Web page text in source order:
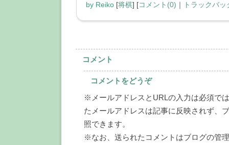
by Reiko [将棋] [コメント(0) ｜ トラックバッ
コメント
コメントをどうぞ
※メールアドレスとURLの入力は必須で
たメールアドレスは記事に反映されず、
照できます。
※なお、送られたコメントはブログの管